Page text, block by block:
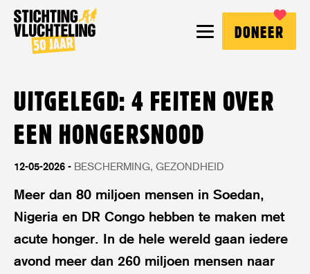
DONEER
UITGELEGD: 4 FEITEN OVER
EEN HONGERSNOOD
12-05-2026 BESCHERMING GEZONDHEID
Meer dan 80 miljoen mensen in Soedan,
Nigeria en DR Congo hebben te maken met
acute honger. In de hele wereld gaan iedere
avond meer dan 260 miljoen mensen naar